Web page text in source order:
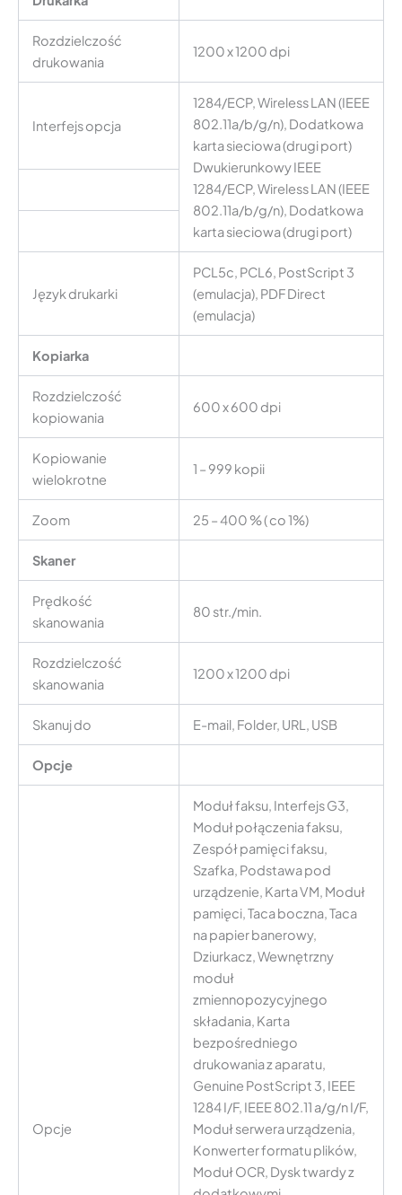
Rozdzielczość
drukowania
1200 x 1200 dpi
Interfejs opcja
1284/ECP, Wireless LAN (IEEE
802.11a/b/g/n), Dodatkowa
karta sieciowa (drugi port)
Dwukierunkowy IEEE
1284/ECP, Wireless LAN (IEEE
802.11a/b/g/n), Dodatkowa
karta sieciowa (drugi port)
Język drukarki
PCL5c, PCL6, PostScript 3
(emulacja), PDF Direct
(emulacja)
Kopiarka
Rozdzielczość
kopiowania
600 x 600 dpi
Kopiowanie
wielokrotne
1 – 999 kopii
Zoom 25 – 400 % ( co 1%)
Skaner
Prędkość
skanowania
80 str./min.
Rozdzielczość
skanowania
1200 x 1200 dpi
Skanuj do E-mail, Folder, URL, USB
Opcje
Opcje
Moduł faksu, Interfejs G3,
Moduł połączenia faksu,
Zespół pamięci faksu,
Szafka, Podstawa pod
urządzenie, Karta VM, Moduł
pamięci, Taca boczna, Taca
na papier banerowy,
Dziurkacz, Wewnętrzny
moduł
zmiennopozycyjnego
składania, Karta
bezpośredniego
drukowania z aparatu,
Genuine PostScript 3, IEEE
1284 I/F, IEEE 802.11 a/g/n I/F,
Moduł serwera urządzenia,
Konwerter formatu plików,
Moduł OCR, Dysk twardy z